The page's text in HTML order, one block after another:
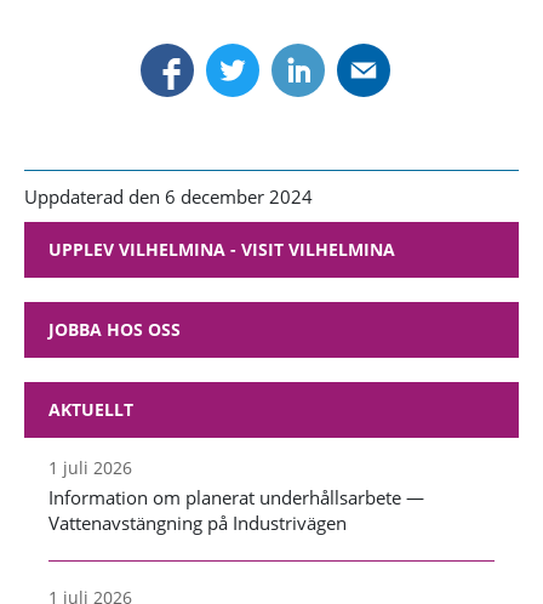
AKTUELLT
1 juli 2026
Information om planerat underhållsarbete —
Vattenavstängning på Industrivägen
1 juli 2026
Uppdaterad den 6 december 2024
UPPLEV VILHELMINA - VISIT VILHELMINA
JOBBA HOS OSS